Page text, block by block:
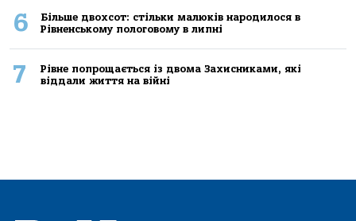
6
Більше двохсот: стільки малюків народилося в
Рівненському пологовому в липні
7
Рівне попрощається із двома Захисниками, які
віддали життя на війні